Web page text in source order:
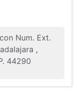
Num. Ext.
,
44290